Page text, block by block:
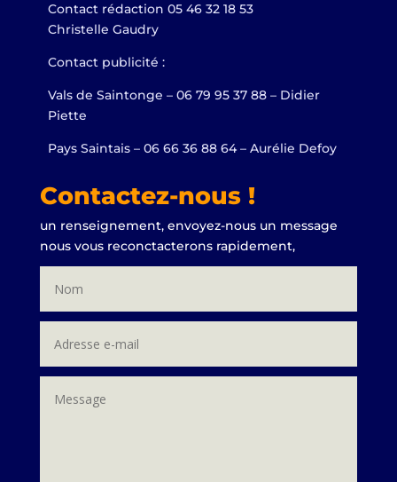
Contact rédaction 05 46 32 18 53
Christelle Gaudry
Contact publicité :
Vals de Saintonge – 06 79 95 37 88 – Didier
Piette
Pays Saintais – 06 66 36 88 64 – Aurélie Defoy
Contactez-nous !
un renseignement, envoyez-nous un message
nous vous reconctacterons rapidement,